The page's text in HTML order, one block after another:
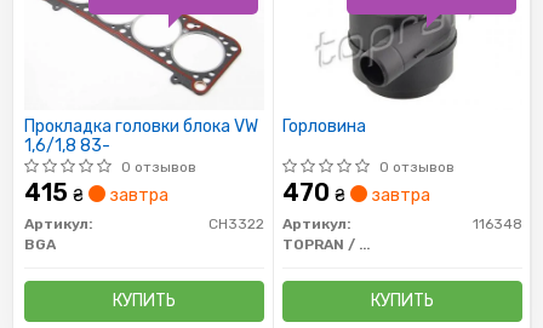
Прокладка головки блока VW
1,6/1,8 83-
0 отзывов
415 ₴ завтра
Артикул:
CH3322
BGA
КУПИТЬ
Горловина
0 отзывов
470 ₴ завтра
Артикул:
116348
TOPRAN / HANS PRIES
КУПИТЬ